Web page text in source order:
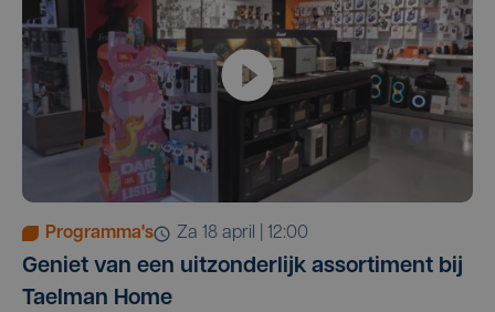
Programma's za 18 april | 12:00
Geniet van een uitzonderlijk assortiment bij
Taelman Home